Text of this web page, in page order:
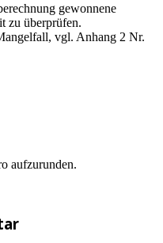
gewonnene
zu überprüfen.
vgl. Anhang 2 Nr.
aufzurunden.